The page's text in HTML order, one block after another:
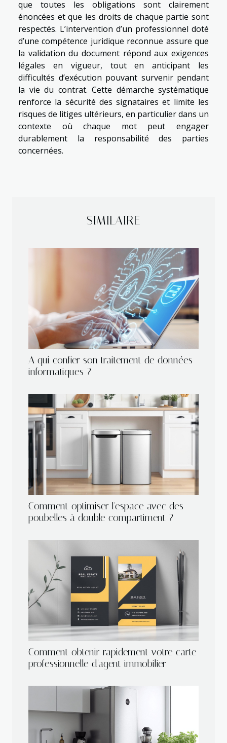
que toutes les obligations sont clairement
énoncées et que les droits de chaque partie sont
respectés. L’intervention d’un professionnel doté
d’une compétence juridique reconnue assure que
la validation du document répond aux exigences
légales en vigueur, tout en anticipant les
difficultés d’exécution pouvant survenir pendant
la vie du contrat. Cette démarche systématique
renforce la sécurité des signataires et limite les
risques de litiges ultérieurs, en particulier dans un
contexte où chaque mot peut engager
durablement la responsabilité des parties
concernées.
SIMILAIRE
A qui confier son traitement de données
informatiques ?
Comment optimiser l'espace avec des
poubelles à double compartiment ?
Comment obtenir rapidement votre carte
professionnelle d'agent immobilier